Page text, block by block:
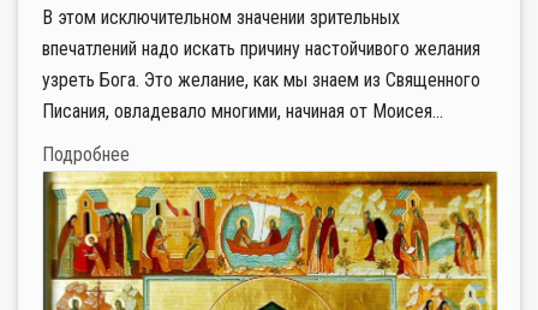
В этом исключительном значении зрительных
впечатлений надо искать причину настойчивого желания
узреть Бога. Это желание, как мы знаем из Священного
Писания, овладевало многими, начиная от Моисея...
Подробнее